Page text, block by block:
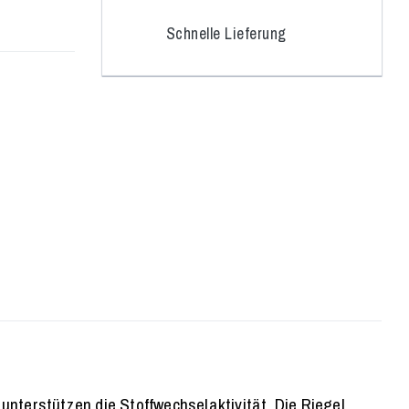
Schnelle Lieferung